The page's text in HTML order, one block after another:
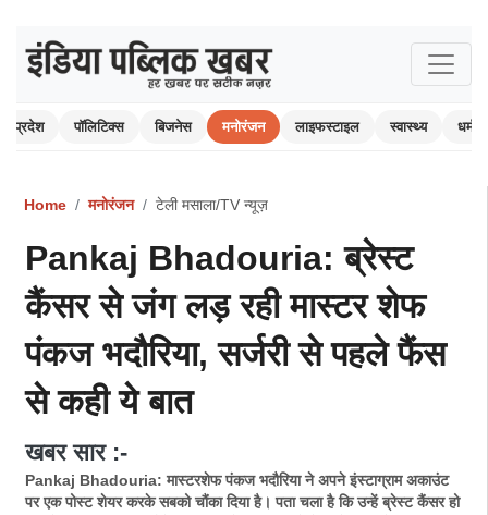
प्रदेश पॉलिटिक्स बिजनेस मनोरंजन लाइफस्टाइल स्वास्थ्य धर्म-
Home मनोरंजन टेली मसाला/TV न्यूज़
Pankaj Bhadouria: ब्रेस्ट
कैंसर से जंग लड़ रही मास्टर शेफ
पंकज भदौरिया, सर्जरी से पहले फैंस
से कही ये बात
खबर सार :-
Pankaj Bhadouria: मास्टरशेफ पंकज भदौरिया ने अपने इंस्टाग्राम अकाउंट
पर एक पोस्ट शेयर करके सबको चौंका दिया है। पता चला है कि उन्हें ब्रेस्ट कैंसर हो